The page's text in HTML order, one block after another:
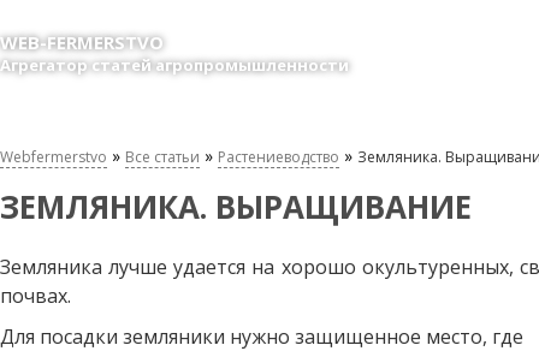
WEB-FERMERSTVO
Агрегатор статей агропромышленности
Webfermerstvo » Все статьи » Растениеводство » Земляника.
ЗЕМЛЯНИКА. ВЫРАЩИВАНИЕ
Земляника лучше удается на хорошо окультуренных,
почвах.
Для посадки земляники нужно защищенное место, где